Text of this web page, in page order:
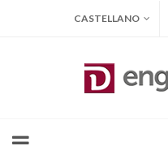
CASTELLANO